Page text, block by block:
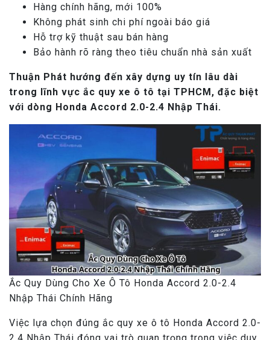
Hàng chính hãng, mới 100%
Không phát sinh chi phí ngoài báo giá
Hỗ trợ kỹ thuật sau bán hàng
Bảo hành rõ ràng theo tiêu chuẩn nhà sản xuất
Thuận Phát hướng đến xây dựng uy tín lâu dài
trong lĩnh vực ắc quy xe ô tô tại TPHCM, đặc biệt
với dòng Honda Accord 2.0-2.4 Nhập Thái.
Ắc Quy Dùng Cho Xe Ô Tô Honda Accord 2.0-2.4
Nhập Thái Chính Hãng
Việc lựa chọn đúng ắc quy xe ô tô Honda Accord 2.0-
2.4 Nhập Thái đóng vai trò quan trọng trong việc duy